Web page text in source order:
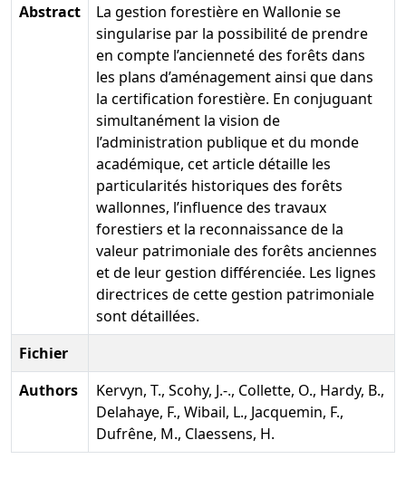
Abstract
La gestion forestière en Wallonie se
singularise par la possibilité de prendre
en compte l’ancienneté des forêts dans
les plans d’aménagement ainsi que dans
la certification forestière. En conjuguant
simultanément la vision de
l’administration publique et du monde
académique, cet article détaille les
particularités historiques des forêts
wallonnes, l’influence des travaux
forestiers et la reconnaissance de la
valeur patrimoniale des forêts anciennes
et de leur gestion différenciée. Les lignes
directrices de cette gestion patrimoniale
sont détaillées.
Fichier
Authors
Kervyn, T., Scohy, J.-., Collette, O., Hardy, B.,
Delahaye, F., Wibail, L., Jacquemin, F.,
Dufrêne, M., Claessens, H.